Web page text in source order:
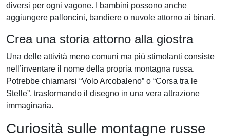
diversi per ogni vagone. I bambini possono anche
aggiungere palloncini, bandiere o nuvole attorno ai binari.
Crea una storia attorno alla giostra
Una delle attività meno comuni ma più stimolanti consiste
nell’inventare il nome della propria montagna russa.
Potrebbe chiamarsi “Volo Arcobaleno” o “Corsa tra le
Stelle”, trasformando il disegno in una vera attrazione
immaginaria.
Curiosità sulle montagne russe